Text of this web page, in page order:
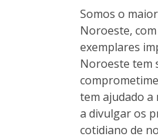
Somos o
Noroeste,
exemplares
Noroeste tem
tem ajudado a
a divulgar os
cotidiano de